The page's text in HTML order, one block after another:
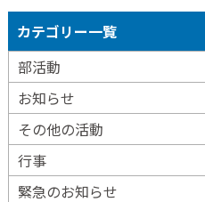
カテゴリー一覧
部活動
お知らせ
その他の活動
行事
緊急のお知らせ